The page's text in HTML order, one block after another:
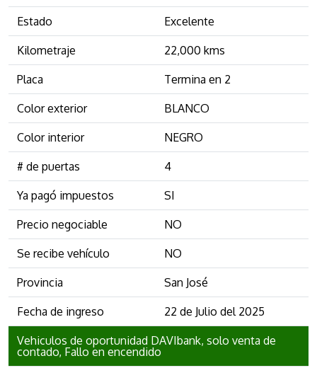
Estado Excelente
Kilometraje 22,000 kms
Placa Termina en 2
Color exterior BLANCO
Color interior NEGRO
# de puertas 4
Ya pagó impuestos SI
Precio negociable NO
Se recibe vehículo NO
Provincia San José
Fecha de ingreso 22 de Julio del 2025
Vehiculos de oportunidad DAVIbank, solo venta de
contado, Fallo en encendido